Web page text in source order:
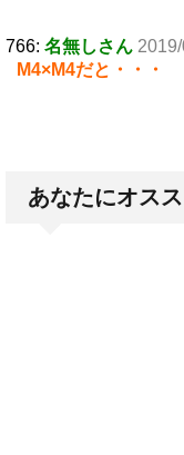
766: 名無しさん
M4×M4だと・・・
あなたにオス